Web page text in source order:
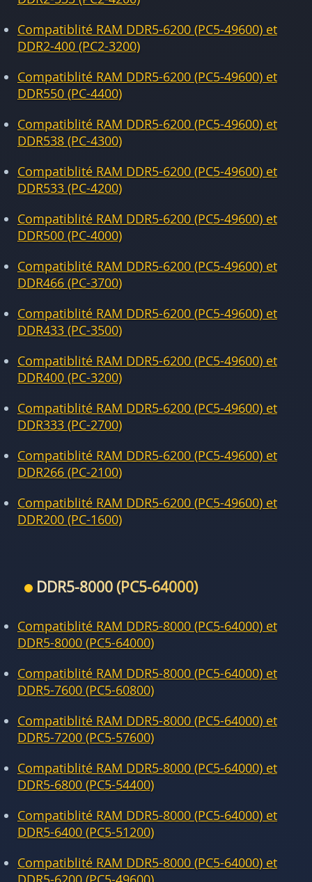
Compatiblité RAM DDR5-6200 (PC5-49600) et
DDR2-400 (PC2-3200)
Compatiblité RAM DDR5-6200 (PC5-49600) et
DDR550 (PC-4400)
Compatiblité RAM DDR5-6200 (PC5-49600) et
DDR538 (PC-4300)
Compatiblité RAM DDR5-6200 (PC5-49600) et
DDR533 (PC-4200)
Compatiblité RAM DDR5-6200 (PC5-49600) et
DDR500 (PC-4000)
Compatiblité RAM DDR5-6200 (PC5-49600) et
DDR466 (PC-3700)
Compatiblité RAM DDR5-6200 (PC5-49600) et
DDR433 (PC-3500)
Compatiblité RAM DDR5-6200 (PC5-49600) et
DDR400 (PC-3200)
Compatiblité RAM DDR5-6200 (PC5-49600) et
DDR333 (PC-2700)
Compatiblité RAM DDR5-6200 (PC5-49600) et
DDR266 (PC-2100)
Compatiblité RAM DDR5-6200 (PC5-49600) et
DDR200 (PC-1600)
DDR5-8000 (PC5-64000)
Compatiblité RAM DDR5-8000 (PC5-64000) et
DDR5-8000 (PC5-64000)
Compatiblité RAM DDR5-8000 (PC5-64000) et
DDR5-7600 (PC5-60800)
Compatiblité RAM DDR5-8000 (PC5-64000) et
DDR5-7200 (PC5-57600)
Compatiblité RAM DDR5-8000 (PC5-64000) et
DDR5-6800 (PC5-54400)
Compatiblité RAM DDR5-8000 (PC5-64000) et
DDR5-6400 (PC5-51200)
Compatiblité RAM DDR5-8000 (PC5-64000) et